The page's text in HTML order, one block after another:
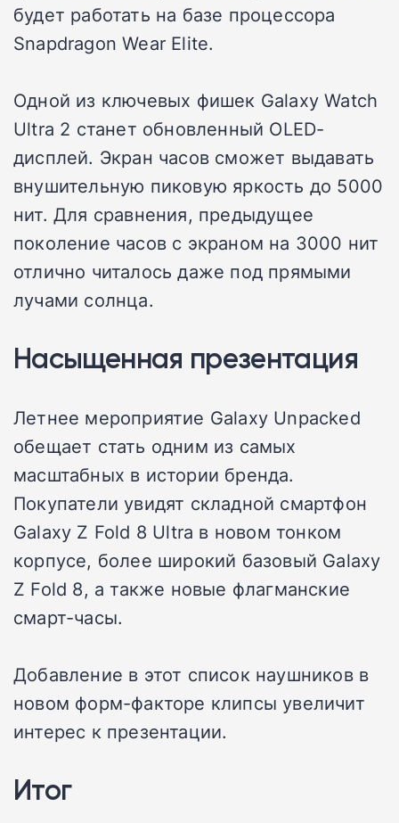
будет работать на базе процессора
Snapdragon Wear Elite.
Одной из ключевых фишек Galaxy Watch
Ultra 2 станет обновленный OLED-
дисплей. Экран часов сможет выдавать
внушительную пиковую яркость до 5000
нит. Для сравнения, предыдущее
поколение часов с экраном на 3000 нит
отлично читалось даже под прямыми
лучами солнца.
Насыщенная презентация
Летнее мероприятие Galaxy Unpacked
обещает стать одним из самых
масштабных в истории бренда.
Покупатели увидят складной смартфон
Galaxy Z Fold 8 Ultra в новом тонком
корпусе, более широкий базовый Galaxy
Z Fold 8, а также новые флагманские
смарт-часы.
Добавление в этот список наушников в
новом форм-факторе клипсы увеличит
интерес к презентации.
Итог